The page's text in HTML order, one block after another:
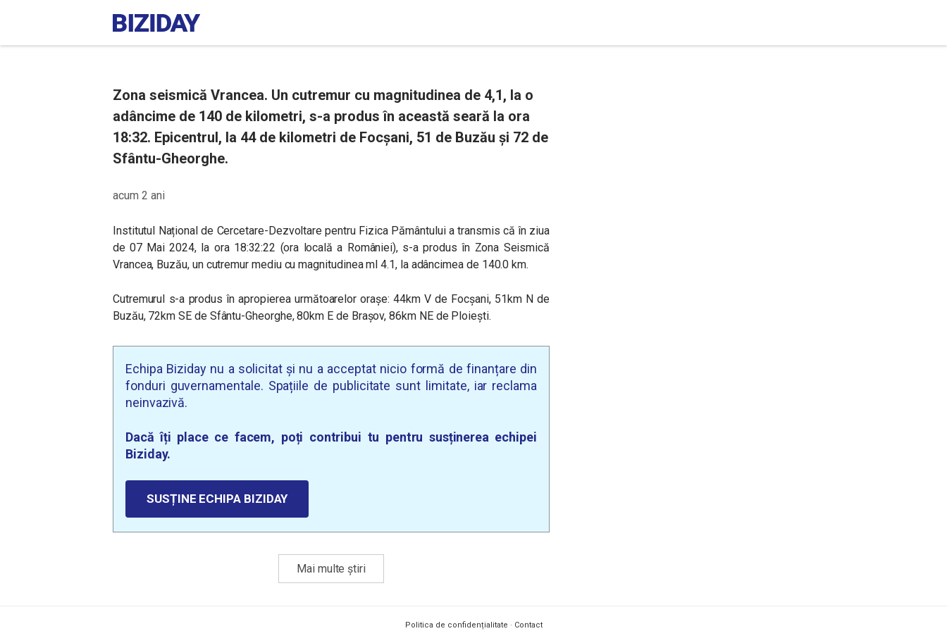
Zona seismică Vrancea. Un cutremur cu magnitudinea de 4,1, la o
adâncime de 140 de kilometri, s-a produs în această seară la ora
18:32. Epicentrul, la 44 de kilometri de Focşani, 51 de Buzău și 72 de
Sfântu-Gheorghe.
acum 2 ani
Institutul Național de Cercetare-Dezvoltare pentru Fizica Pământului a transmis că în ziua
de 07 Mai 2024, la ora 18:32:22 (ora locală a României), s-a produs în Zona Seismică
Vrancea, Buzău, un cutremur mediu cu magnitudinea ml 4.1, la adâncimea de 140.0 km.
Cutremurul s-a produs în apropierea următoarelor oraşe: 44km V de Focșani, 51km N de
Buzău, 72km SE de Sfântu-Gheorghe, 80km E de Brașov, 86km NE de Ploiești.
Echipa Biziday nu a solicitat și nu a acceptat nicio formă de finanțare din
fonduri guvernamentale. Spațiile de publicitate sunt limitate, iar reclama
neinvazivă.
Dacă îți place ce facem, poți contribui tu pentru susținerea echipei
Biziday.
SUSȚINE ECHIPA BIZIDAY
Mai multe știri
Politica de confidențialitate · Contact